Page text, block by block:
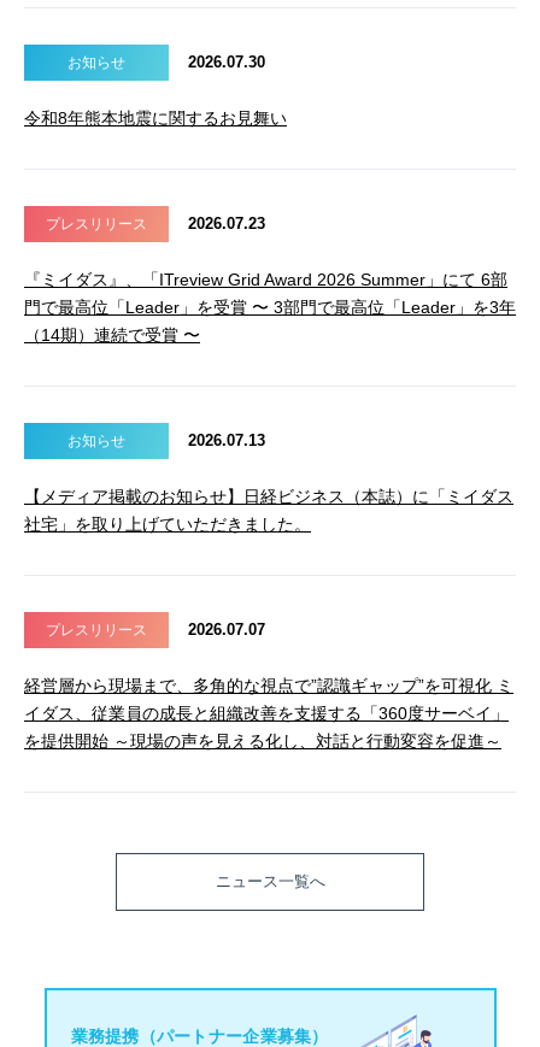
お知らせ 2026.07.30
令和8年熊本地震に関するお見舞い
プレスリリース 2026.07.23
『ミイダス』、「ITreview Grid Award 2026 Summer」にて 6部
門で最高位「Leader」を受賞 〜 3部門で最高位「Leader」を3年
（14期）連続で受賞 〜
お知らせ 2026.07.13
【メディア掲載のお知らせ】日経ビジネス（本誌）に「ミイダス
社宅」を取り上げていただきました。
プレスリリース 2026.07.07
経営層から現場まで、多角的な視点で”認識ギャップ”を可視化 ミ
イダス、従業員の成長と組織改善を支援する「360度サーベイ」
を提供開始 ～現場の声を見える化し、対話と行動変容を促進～
ニュース一覧へ
業務提携（パートナー企業募集）